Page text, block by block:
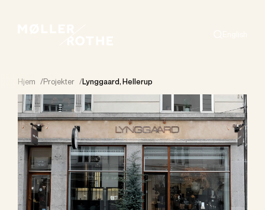
Hjem /Projekter /Lynggaard, Hellerup